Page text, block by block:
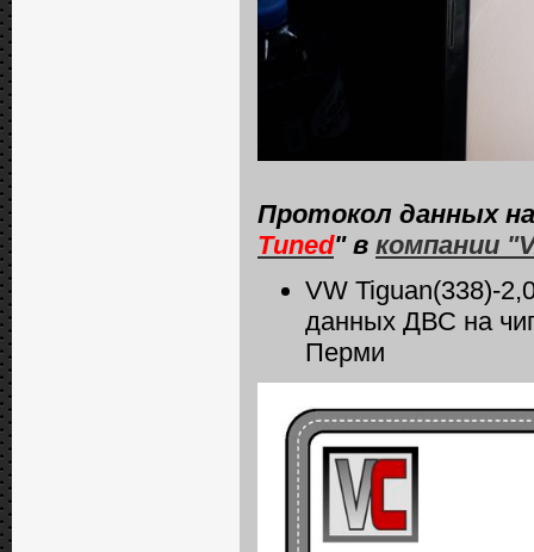
Протокол данных
Tuned" в компании
VW Tiguan(338)-
данных ДВС на
Перми